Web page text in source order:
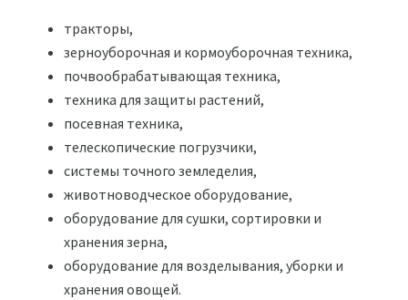
тракторы,
зерноуборочная и кормоуборочная техника,
почвообрабатывающая техника,
техника для защиты растений,
посевная техника,
телескопические погрузчики,
системы точного земледелия,
животноводческое оборудование,
оборудование для сушки, сортировки и
хранения зерна,
оборудование для возделывания, уборки и
хранения овощей.